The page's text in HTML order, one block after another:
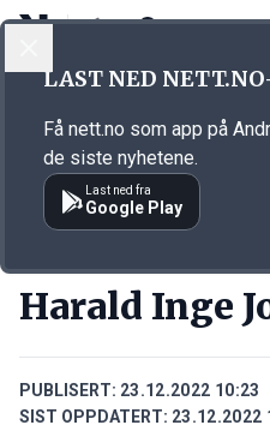
Annonsørinnhold
Harald Inge
PUBLISERT: 23.12.2022 10:23
SIST OPPDATERT: 23.12.2022
LAST NED
Få nett.no som app på
de siste nyhetene.
Last ned fra
Google Play